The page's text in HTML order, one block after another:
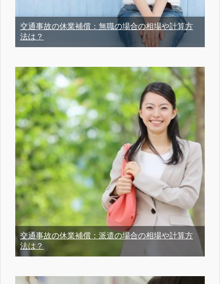
交通事故の休業補償：無職の場合の相場や計算方
法は？
交通事故の休業補償：派遣の場合の相場や計算方
法は？